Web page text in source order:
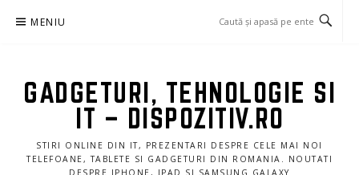
MENIU
GADGETURI, TEHNOLOGIE SI
IT – DISPOZITIV.RO
STIRI ONLINE DIN IT, PREZENTARI DESPRE CELE MAI NOI
TELEFOANE, TABLETE SI GADGETURI DIN ROMANIA. NOUTATI
DESPRE IPHONE, IPAD SI SAMSUNG GALAXY